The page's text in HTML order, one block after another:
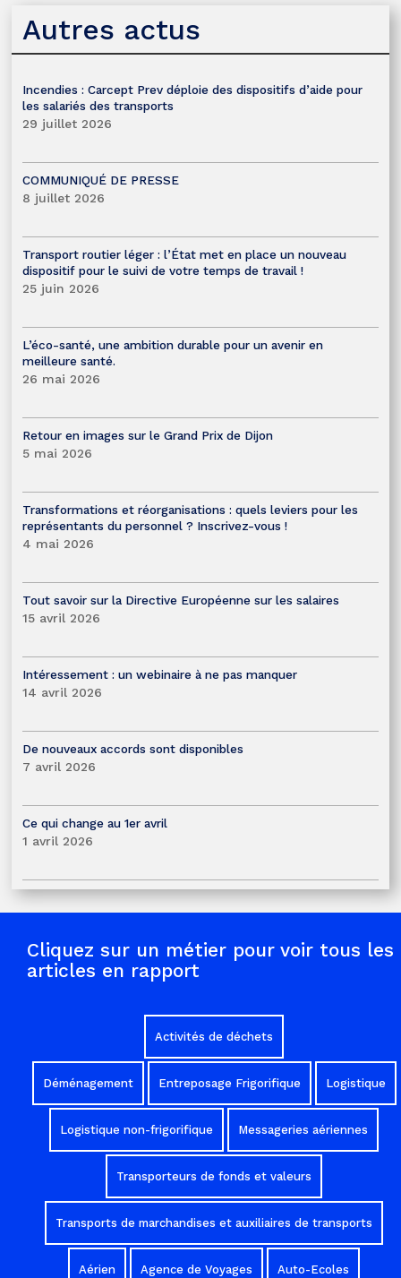
Autres actus
Incendies : Carcept Prev déploie des dispositifs d’aide pour
les salariés des transports
29 juillet 2026
COMMUNIQUÉ DE PRESSE
8 juillet 2026
Transport routier léger : l’État met en place un nouveau
dispositif pour le suivi de votre temps de travail !
25 juin 2026
L’éco-santé, une ambition durable pour un avenir en
meilleure santé.
26 mai 2026
Retour en images sur le Grand Prix de Dijon
5 mai 2026
Transformations et réorganisations : quels leviers pour les
représentants du personnel ? Inscrivez-vous !
4 mai 2026
Tout savoir sur la Directive Européenne sur les salaires
15 avril 2026
Intéressement : un webinaire à ne pas manquer
14 avril 2026
De nouveaux accords sont disponibles
7 avril 2026
Ce qui change au 1er avril
1 avril 2026
Cliquez sur un métier pour voir tous les
articles en rapport
Activités de déchets
Déménagement Entreposage Frigorifique Logistique
Logistique non-frigorifique Messageries aériennes
Transporteurs de fonds et valeurs
Transports de marchandises et auxiliaires de transports
Aérien Agence de Voyages Auto-Ecoles